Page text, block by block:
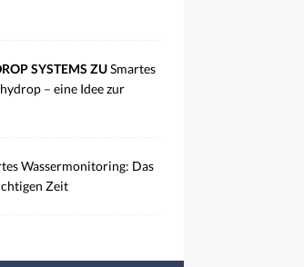
SYSTEMS ZUSmartes
– eine Idee zur
Wassermonitoring: Das
Zeit